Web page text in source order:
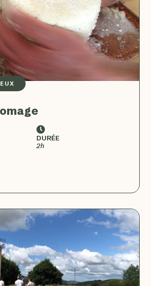
DURÉE
2h